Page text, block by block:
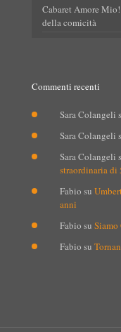
Cabaret Amore
della comicità
Commenti recenti
Sara Colangeli
Sara Colangeli
Sara Colangeli
straordinaria di
Fabio su
anni
Fabio su
Fabio su